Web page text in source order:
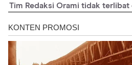
https://www.mayoclinic.org/
pain/symptoms-causes/syc-
https://
https://
diseases/back-pain/7-ways-to-
Tim Redaksi Orami tidak